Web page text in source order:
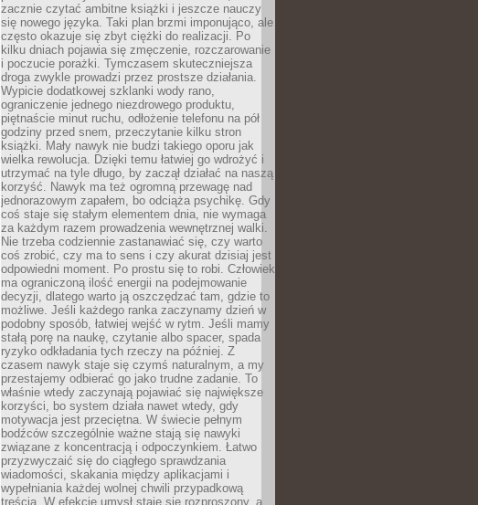
zacznie czytać ambitne książki i jeszcze nauczy
się nowego języka. Taki plan brzmi imponująco, ale
często okazuje się zbyt ciężki do realizacji. Po
kilku dniach pojawia się zmęczenie, rozczarowanie
i poczucie porażki. Tymczasem skuteczniejsza
droga zwykle prowadzi przez prostsze działania.
Wypicie dodatkowej szklanki wody rano,
ograniczenie jednego niezdrowego produktu,
piętnaście minut ruchu, odłożenie telefonu na pół
godziny przed snem, przeczytanie kilku stron
książki. Mały nawyk nie budzi takiego oporu jak
wielka rewolucja. Dzięki temu łatwiej go wdrożyć i
utrzymać na tyle długo, by zaczął działać na naszą
korzyść. Nawyk ma też ogromną przewagę nad
jednorazowym zapałem, bo odciąża psychikę. Gdy
coś staje się stałym elementem dnia, nie wymaga
za każdym razem prowadzenia wewnętrznej walki.
Nie trzeba codziennie zastanawiać się, czy warto
coś zrobić, czy ma to sens i czy akurat dzisiaj jest
odpowiedni moment. Po prostu się to robi. Człowiek
ma ograniczoną ilość energii na podejmowanie
decyzji, dlatego warto ją oszczędzać tam, gdzie to
możliwe. Jeśli każdego ranka zaczynamy dzień w
podobny sposób, łatwiej wejść w rytm. Jeśli mamy
stałą porę na naukę, czytanie albo spacer, spada
ryzyko odkładania tych rzeczy na później. Z
czasem nawyk staje się czymś naturalnym, a my
przestajemy odbierać go jako trudne zadanie. To
właśnie wtedy zaczynają pojawiać się największe
korzyści, bo system działa nawet wtedy, gdy
motywacja jest przeciętna. W świecie pełnym
bodźców szczególnie ważne stają się nawyki
związane z koncentracją i odpoczynkiem. Łatwo
przyzwyczaić się do ciągłego sprawdzania
wiadomości, skakania między aplikacjami i
wypełniania każdej wolnej chwili przypadkową
treścią. W efekcie umysł staje się rozproszony, a